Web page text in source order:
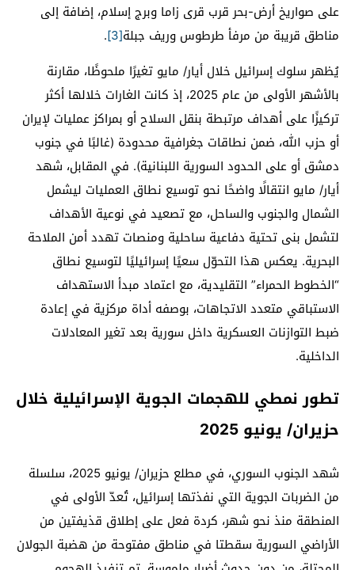
على صواريخ أرض-بحر قرب قرى زاما وبرج إسلام، إضافة إلى
مناطق قريبة من مرفأ طرطوس وريف جبلة[3]
.
يُظهر سلوك إسرائيل خلال أيار/ مايو تغيرًا ملحوظًا، مقارنة
بالأشهر الأولى من عام 2025، إذ كانت الغارات خلالها أكثر
تركيزًا على أهداف مرتبطة بنقل السلاح أو بمراكز عمليات لإيران
أو حزب الله، ضمن نطاقات جغرافية محدودة (غالبًا في جنوب
دمشق أو على الحدود السورية اللبنانية). في المقابل، شهد
أيار/ مايو انتقالًا واضحًا نحو توسيع نطاق العمليات ليشمل
الشمال والجنوب والساحل، مع تصعيد في نوعية الأهداف
لتشمل بنى تحتية دفاعية ساحلية ومنصات تهدد أمن الملاحة
البحرية. يعكس هذا التحوّل سعيًا إسرائيليًا لتوسيع نطاق
“الخطوط الحمراء” التقليدية، مع اعتماد مبدأ الاستهداف
الاستباقي متعدد الاتجاهات، بوصفه أداة مركزية في إعادة
ضبط التوازنات العسكرية داخل سورية بعد تغير المعادلات
الداخلية.
تطور نمطي للهجمات الجوية الإسرائيلية خلال
حزيران/ يونيو 2025
شهد الجنوب السوري، في مطلع حزيران/ يونيو 2025، سلسلة
من الضربات الجوية التي نفذتها إسرائيل، تُعدّ الأولى في
المنطقة منذ نحو شهر، كردة فعل على إطلاق قذيفتين من
الأراضي السورية سقطتا في مناطق مفتوحة من هضبة الجولان